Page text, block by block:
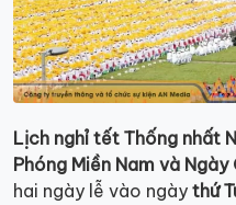
Lịch nghỉ tết Thống nhất
Phóng Miền Nam và
hai ngày lễ vào ngày thứ